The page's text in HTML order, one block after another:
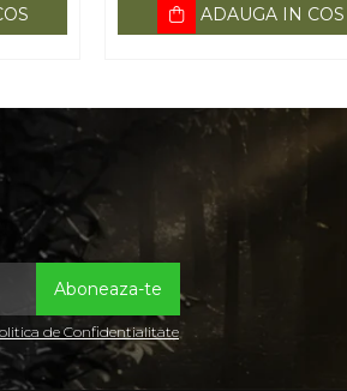
ADAUGA IN COS
de Confidentialitate